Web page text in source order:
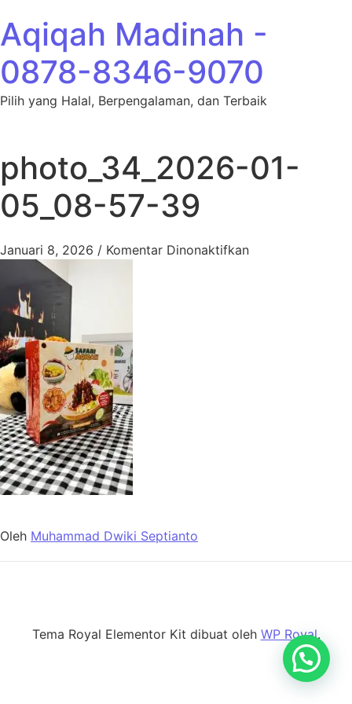
Aqiqah Madinah -
0878-8346-9070
Pilih yang Halal, Berpengalaman, dan Terbaik
photo_34_2026-01-
05_08-57-39
Januari 8, 2026 / Komentar Dinonaktifkanpada
Oleh Muhammad Dwiki Septianto
Tema Royal Elementor Kit dibuat oleh WP Royal.